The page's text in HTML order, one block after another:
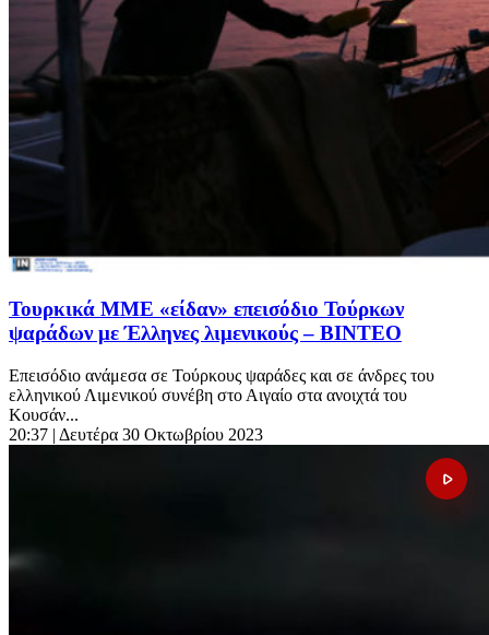
Τουρκικά ΜΜΕ «είδαν» επεισόδιο Τούρκων
ψαράδων με Έλληνες λιμενικούς – ΒΙΝΤΕΟ
Επεισόδιο ανάμεσα σε Τούρκους ψαράδες και σε άνδρες του
ελληνικού Λιμενικού συνέβη στο Αιγαίο στα ανοιχτά του
Κουσάν...
20:37 | Δευτέρα 30 Οκτωβρίου 2023